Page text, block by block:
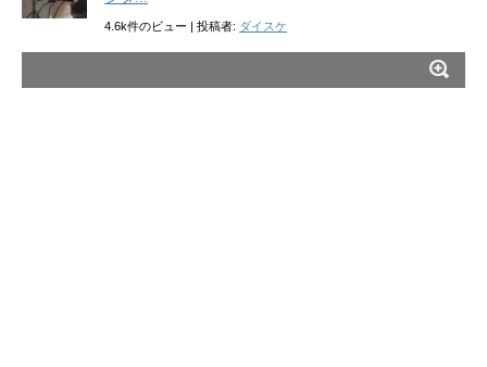
4.6k件のビュー 投稿者: ダイスケ